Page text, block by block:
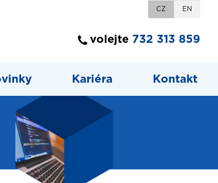
CZ EN
volejte 732 313 859
Kariéra Kontakt